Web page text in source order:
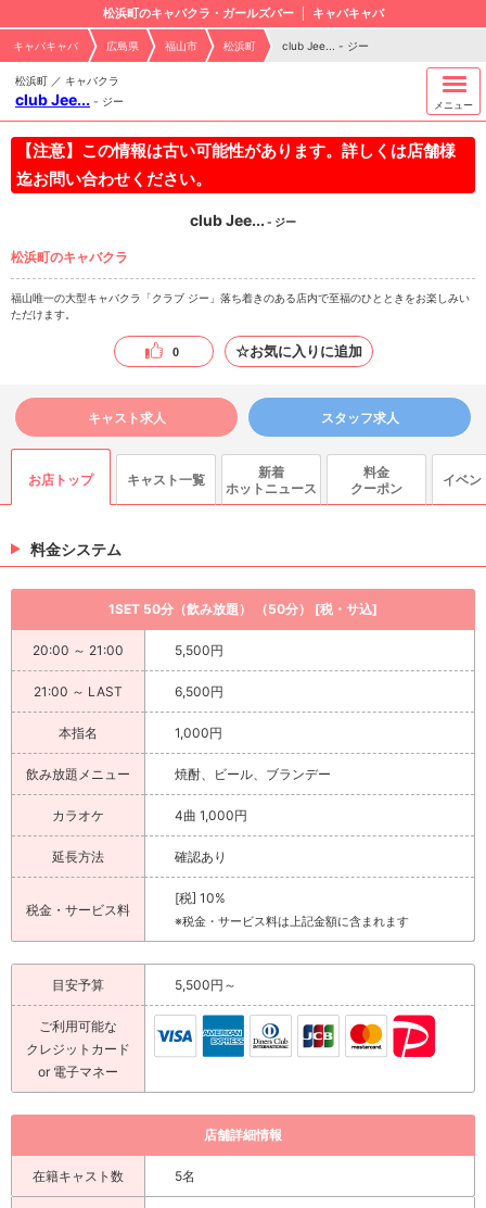
松浜町のキャバクラ・ガールズバー キャバキャバ
キャバキャバ 広島県 福山市 松浜町 club Jee... - ジー
松浜町 ／ キャバクラ
club Jee... - ジー メニュー
【注意】この情報は古い可能性があります。詳しくは店舗様
迄お問い合わせください。
club Jee... - ジー
松浜町のキャバクラ
福山唯一の大型キャバクラ「クラブ ジー」落ち着きのある店内で至福のひとときをお楽しみい
ただけます。
0 ☆お気に入りに追加
キャスト求人 スタッフ求人
お店トップ キャスト一覧
新着
ホットニュース
料金
クーポン
イベン
料金システム
1SET 50分（飲み放題） （50分） [税・サ込]
20:00 ～ 21:00 5,500円
21:00 ～ LAST 6,500円
本指名 1,000円
飲み放題メニュー 焼酎、ビール、ブランデー
カラオケ 4曲 1,000円
延長方法 確認あり
税金・サービス料
[税] 10%
※税金・サービス料は上記金額に含まれます
目安予算 5,500円～
ご利用可能な
クレジットカード
or 電子マネー
店舗詳細情報
在籍キャスト数 5名